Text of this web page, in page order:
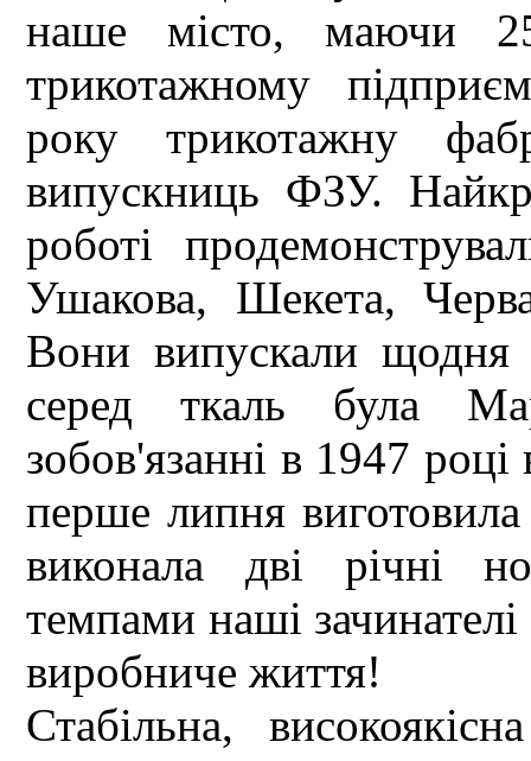
наше місто, маючи
трикотажному
року трикотажну
випускниць ФЗУ.
роботі
Ушакова, Шекета,
Вони випускали щодня
серед ткаль була
зобов'язанні в 1947
перше липня
виконала дві річні
темпами наші
виробниче життя!
Стабільна,